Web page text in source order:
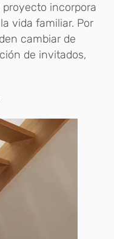
incorpora
vida familiar. Por
cambiar de
de invitados,